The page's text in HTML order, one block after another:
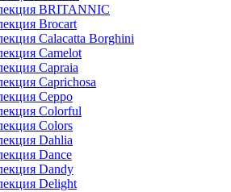
BRITANNIC
Brocart
Calacatta Borghini
Camelot
Capraia
Caprichosa
Ceppo
Colorful
Colors
Dahlia
Dance
Dandy
Delight